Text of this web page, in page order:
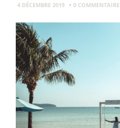
4 DÉCEMBRE 2019 0 COMMENTAIRE